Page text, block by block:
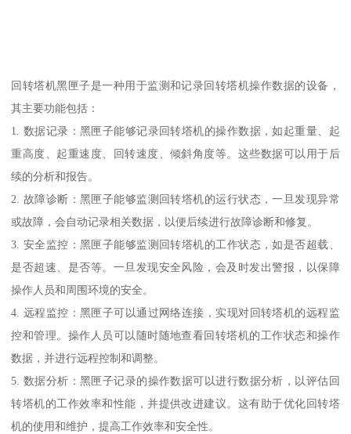
回转塔机黑匣子是一种用于监测和记录回转塔机操作数据的设备，
其主要功能包括：
1. 数据记录：黑匣子能够记录回转塔机的操作数据，如起重量、起
重高度、起重速度、回转速度、倾斜角度等。这些数据可以用于后
续的分析和报告。
2. 故障诊断：黑匣子能够监测回转塔机的运行状态，一旦发现异常
或故障，会自动记录相关数据，以便后续进行故障诊断和修复。
3. 安全监控：黑匣子能够监测回转塔机的工作状态，如是否超载、
是否超速、是否等。一旦发现安全风险，会及时发出警报，以保障
操作人员和周围环境的安全。
4. 远程监控：黑匣子可以通过网络连接，实现对回转塔机的远程监
控和管理。操作人员可以随时随地查看回转塔机的工作状态和操作
数据，并进行远程控制和调整。
5. 数据分析：黑匣子记录的操作数据可以进行数据分析，以评估回
转塔机的工作效率和性能，并提供改进建议。这有助于优化回转塔
机的使用和维护，提高工作效率和安全性。